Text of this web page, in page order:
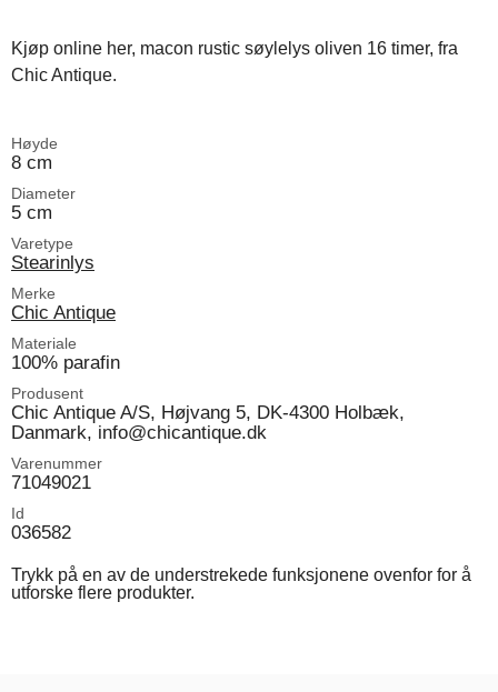
Kjøp online her, macon rustic søylelys oliven 16 timer, fra
Chic Antique.
Høyde
8 cm
Diameter
5 cm
Varetype
Stearinlys
Merke
Chic Antique
Materiale
100% parafin
Produsent
Chic Antique A/S, Højvang 5, DK-4300 Holbæk,
Danmark, info@chicantique.dk
Varenummer
71049021
Id
036582
Trykk på en av de understrekede funksjonene ovenfor for å
utforske flere produkter.